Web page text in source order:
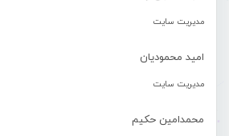
مدیریت سایت
امید محمودیان
مدیریت سایت
محمدامین حکیم